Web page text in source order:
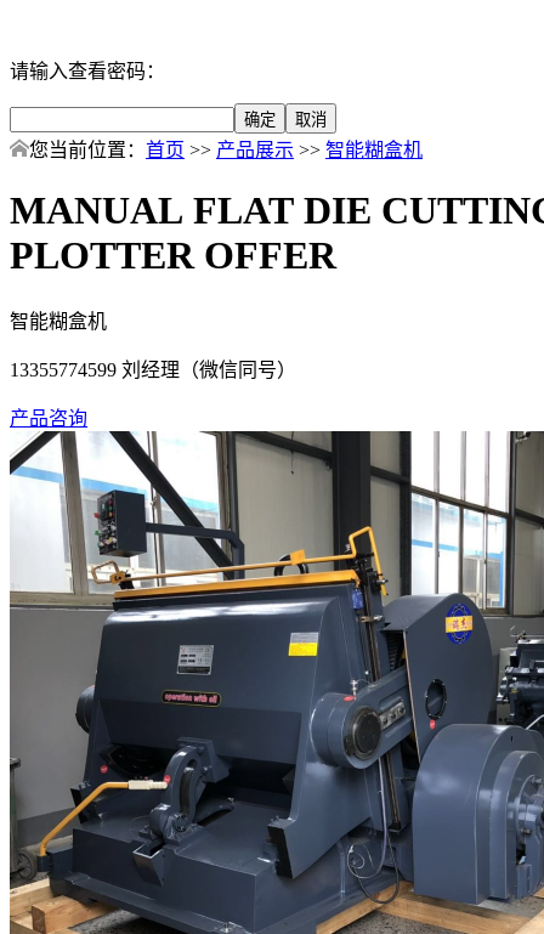
请输入查看密码：
您当前位置： 首页 >> 产品展示 >> 智能糊盒机
MANUAL FLAT DIE
PLOTTER OFFER
智能糊盒机
13355774599 刘经理（微信同号）
产品咨询